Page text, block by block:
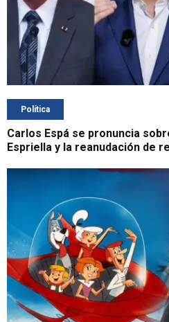
Política
Carlos Espá se pronuncia
Espriella y la reanudación de